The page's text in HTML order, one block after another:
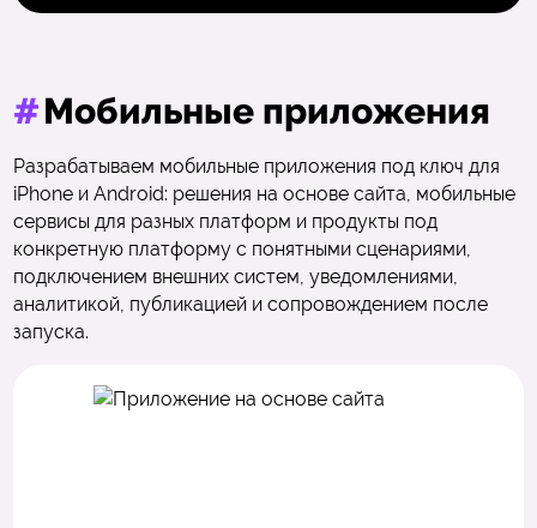
#Мобильные приложения
Разрабатываем мобильные приложения под ключ для
iPhone и Android: решения на основе сайта, мобильные
сервисы для разных платформ и продукты под
конкретную платформу с понятными сценариями,
подключением внешних систем, уведомлениями,
аналитикой, публикацией и сопровождением после
запуска.